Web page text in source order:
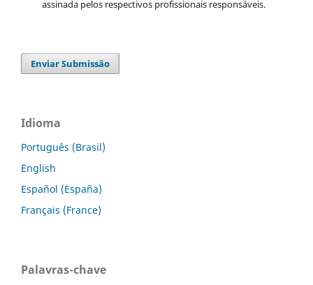
assinada pelos respectivos profissionais responsáveis.
Enviar Submissão
Idioma
Português (Brasil)
English
Español (España)
Français (France)
Palavras-chave